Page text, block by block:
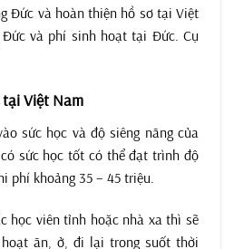
Đức và hoàn thiện hồ sơ tại Việt
và phí sinh hoạt tại Đức. Cụ
Việt Nam
sức học và độ siêng năng của
sức học tốt có thể đạt trình độ
phí khoảng 35 – 45 triệu.
học viên tỉnh hoặc nhà xa thì sẽ
ăn, ở, đi lại trong suốt thời